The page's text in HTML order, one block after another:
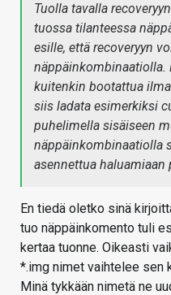
Tuolla tavalla
tuossa tilanteessa
esille, että recoveryyn
näppäinkombinaatiolla.
kuitenkin bootattua
siis ladata esimerkiksi
puhelimella sisäiseen
näppäinkombinaatiolla
asennettua
En tiedä oletko sinä
tuo näppäinkomento tuli
kertaa tuonne. Oikeasti
*.img nimet vaihtelee sen
Minä tykkään nimetä ne